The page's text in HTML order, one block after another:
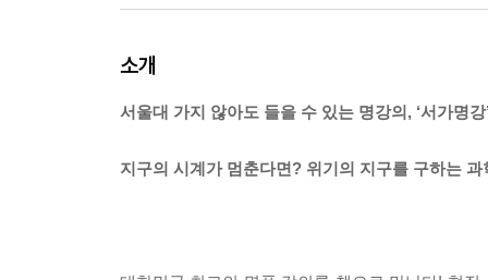
소개
서울대 가지 않아도 들을 수 있는 명강의, ‘서가명강
지구의 시계가 멈춘다면? 위기의 지구를 구하는 과